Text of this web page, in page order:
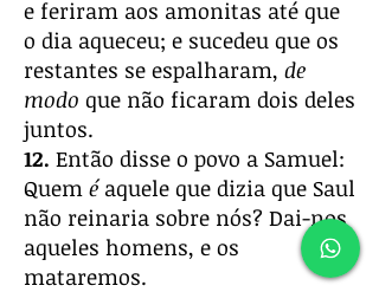
e feriram aos amonitas até que
o dia aqueceu; e sucedeu que os
restantes se espalharam, de
modo que não ficaram dois deles
juntos.
12. Então disse o povo a Samuel:
Quem éaquele que dizia que Saul
não reinaria sobre nós? Dai-nos
aqueles homens, e os
mataremos.